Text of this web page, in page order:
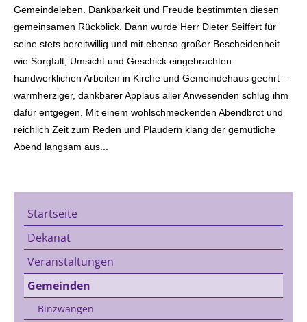
Gemeindeleben. Dankbarkeit und Freude bestimmten diesen
gemeinsamen Rückblick. Dann wurde Herr Dieter Seiffert für
seine stets bereitwillig und mit ebenso großer Bescheidenheit
wie Sorgfalt, Umsicht und Geschick eingebrachten
handwerklichen Arbeiten in Kirche und Gemeindehaus geehrt –
warmherziger, dankbarer Applaus aller Anwesenden schlug ihm
dafür entgegen. Mit einem wohlschmeckenden Abendbrot und
reichlich Zeit zum Reden und Plaudern klang der gemütliche
Abend langsam aus...
Startseite
Dekanat
Veranstaltungen
Gemeinden
Binzwangen